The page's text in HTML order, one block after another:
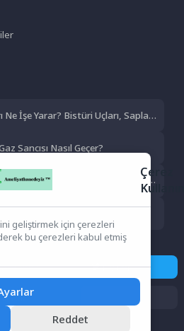
İşe Yarar? Bistüri Uçları, Sapları,
Sancısı Nasıl Geçer?
Normal mi? Neden Olur, Ne
Twitter
Çerez
geliştirmek için çerezleri
bu çerezleri kabul etmiş
Reddet